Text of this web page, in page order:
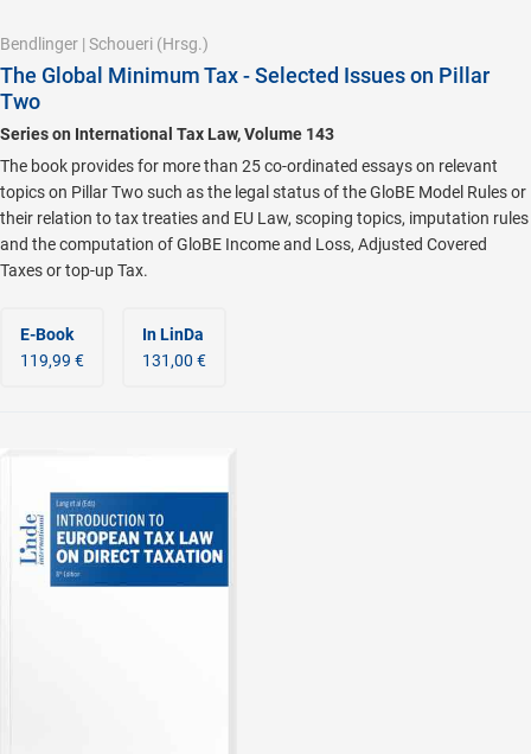
Bendlinger | Schoueri (Hrsg.)
The Global Minimum Tax - Selected Issues on Pillar
Two
Series on International Tax Law, Volume 143
The book provides for more than 25 co-ordinated essays on relevant
topics on Pillar Two such as the legal status of the GloBE Model Rules or
their relation to tax treaties and EU Law, scoping topics, imputation rules
and the computation of GloBE Income and Loss, Adjusted Covered
Taxes or top-up Tax.
E-Book
119,99 €
In LinDa
131,00 €